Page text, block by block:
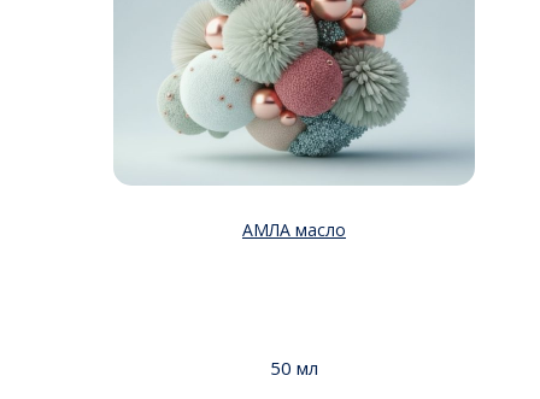
АМЛА масло
50 мл